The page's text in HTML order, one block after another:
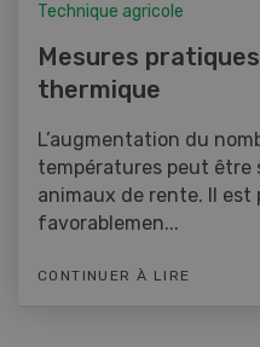
Technique agricole
Mesures
thermique
L’augmentation du
températures peut être
animaux de rente. Il est
favorablemen...
CONTINUER À LIRE